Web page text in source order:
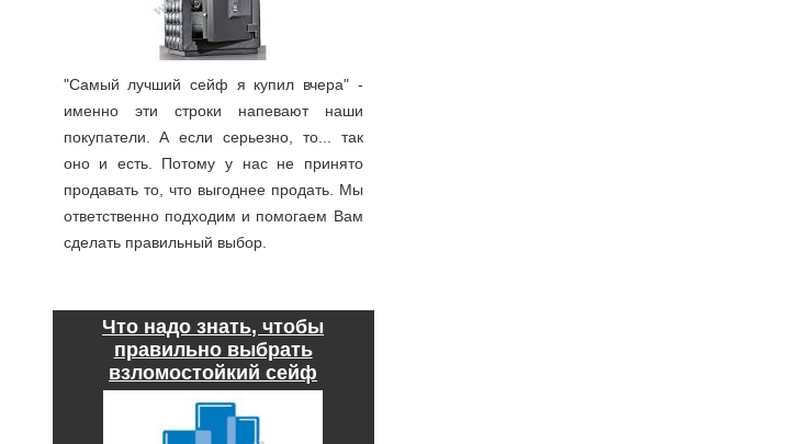
"Самый лучший сейф я купил вчера" -
именно эти строки напевают наши
покупатели. А если серьезно, то... так
оно и есть. Потому у нас не принято
продавать то, что выгоднее продать. Мы
ответственно подходим и помогаем Вам
сделать правильный выбор.
Что надо знать, чтобы
правильно выбрать
взломостойкий сейф